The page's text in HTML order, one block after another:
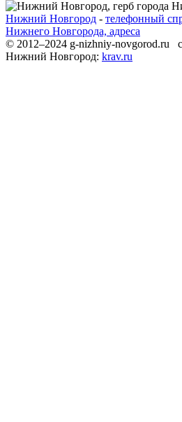
Нижний Новгород - телефонный
Нижнего Новгорода, адреса
© 2012–2024 g-nizhniy-novgorod.ru
Нижний Новгород: krav.ru